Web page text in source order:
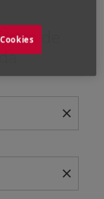
de
close
close
(origen y / o